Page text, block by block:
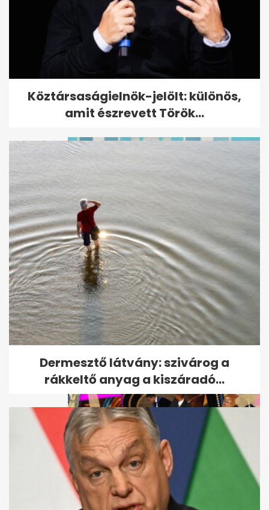
Csodás fotók Katalin és Lajos
herceg különleges kötelékéről
Páratlan luxusban nyaral Berki
Mazsi - mutatjuk, hová
utazott a...
Köztársaságielnök-jelölt: különös,
amit észrevett Török...
Dermesztő látvány: szivárog a
rákkeltő anyag a kiszáradó...